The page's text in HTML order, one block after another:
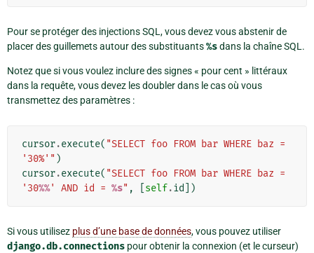
Pour se protéger des injections SQL, vous devez vous abstenir de
placer des guillemets autour des substituants%sdans la chaîne SQL.
Notez que si vous voulez inclure des signes « pour cent » littéraux
dans la requête, vous devez les doubler dans le cas où vous
transmettez des paramètres :
cursor.execute( "SELECT foo FROM bar WHERE baz =
'30%'" )
cursor.execute( "SELECT foo FROM bar WHERE baz =
'30%%' AND id = %s" , self.id ])
Si vous utilisez plus d’une base de données, vous pouvez utiliser
django.db.connections pour obtenir la connexion (et le curseur)